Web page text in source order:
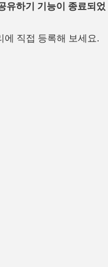
유하기 기능이 종료되었
에 직접 등록해 보세요.